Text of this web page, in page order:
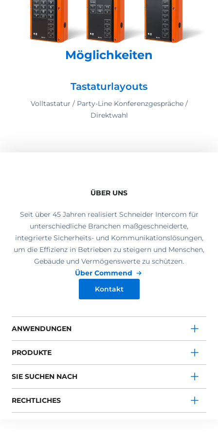
Möglichkeiten
Tastaturlayouts
Volltastatur / Party-Line Konferenzgespräche /
Direktwahl
ÜBER UNS
Seit über 45 Jahren realisiert Schneider Intercom für
unterschiedliche Branchen maßgeschneiderte,
integrierte Sicherheits- und Kommunikationslösungen,
um die Effizienz in Betrieben zu steigern und Menschen,
Gebäude und Vermögenswerte zu schützen.
Über Commend
Kontakt
ANWENDUNGEN
PRODUKTE
SIE SUCHEN NACH
RECHTLICHES